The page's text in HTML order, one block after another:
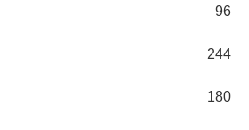
96
244
180